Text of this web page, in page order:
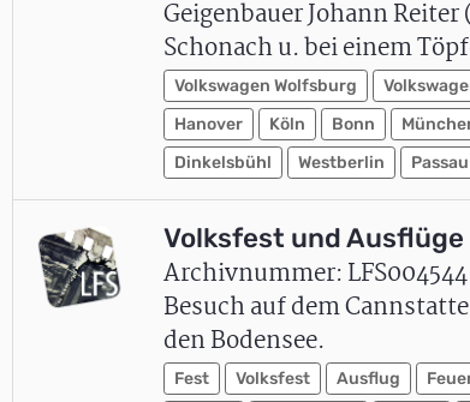
Geigenbauer Johann
Schonach u. bei einem
Volkswagen Wolfsburg
Hanover
Köln Bonn
Dinkelsbühl
Westberlin Passau
Volksfest und Ausflüge
Archivnummer: LFS004544
Besuch auf dem
den Bodensee.
Fest Volksfest Ausflug